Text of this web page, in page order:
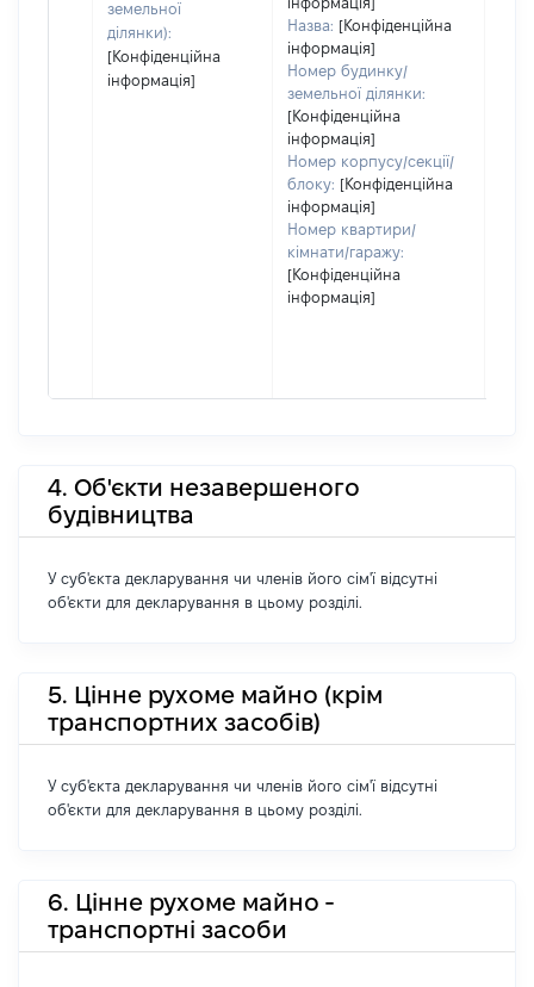
земельної
ділянки):
[Конфіденційна
інформація]
Назва: [Конфіденційна
інформація]
Номер будинку/
земельної ділянки:
[Конфіденційна
інформація]
Номер корпусу/секції/
блоку: [Конфіденційна
інформація]
Номер квартири/
кімнати/гаражу:
[Конфіденційна
інформація]
4. Об'єкти незавершеного
будівництва
У суб'єкта декларування чи членів його сім'ї відсутні
об'єкти для декларування в цьому розділі.
5. Цінне рухоме майно (крім
транспортних засобів)
У суб'єкта декларування чи членів його сім'ї відсутні
об'єкти для декларування в цьому розділі.
6. Цінне рухоме майно -
транспортні засоби